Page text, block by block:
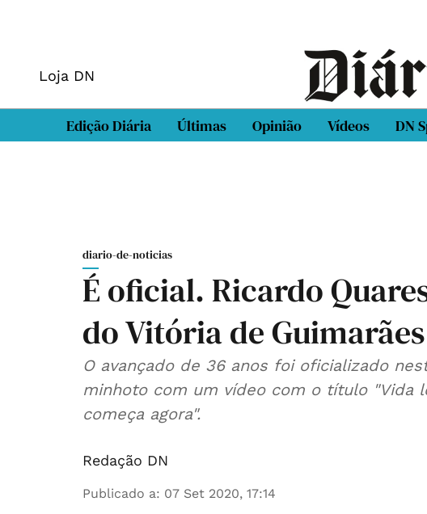
Loja DN
Edição Diária Últimas Opinião Vídeos DN
diario-de-noticias
É oficial. Ricardo
do Vitória de Guimarães
O avançado de 36 anos foi oficializado
minhoto com um vídeo com o título "Vida
começa agora".
Redação DN
Publicado a: 07 Set 2020, 17:14